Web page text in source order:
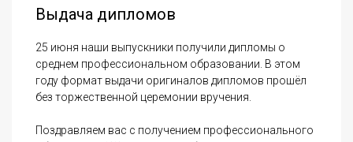
Выдача дипломов
25 июня наши выпускники получили дипломы о
среднем профессиональном образовании. В этом
году формат выдачи оригиналов дипломов прошёл
без торжественной церемонии вручения.
Поздравляем вас с получением профессионального